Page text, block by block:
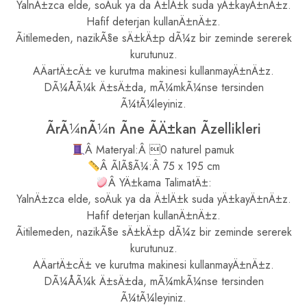
YalnÄ±zca elde, soÄuk ya da Ä±lÄ±k suda yÄ±kayÄ±nÄ±z.
Hafif deterjan kullanÄ±nÄ±z.
Ãitilemeden, nazikÃ§e sÄ±kÄ±p dÃ¼z bir zeminde sererek
kurutunuz.
AÄartÄ±cÄ± ve kurutma makinesi kullanmayÄ±nÄ±z.
DÃ¼ÅÃ¼k Ä±sÄ±da, mÃ¼mkÃ¼nse tersinden
Ã¼tÃ¼leyiniz.
ÃrÃ¼nÃ¼n Ãne ÃÄ±kan Ãzellikleri
Â Materyal:Â 0 naturel pamuk
Â ÃlÃ§Ã¼:Â 75 x 195 cm
Â YÄ±kama TalimatÄ±:
YalnÄ±zca elde, soÄuk ya da Ä±lÄ±k suda yÄ±kayÄ±nÄ±z.
Hafif deterjan kullanÄ±nÄ±z.
Ãitilemeden, nazikÃ§e sÄ±kÄ±p dÃ¼z bir zeminde sererek
kurutunuz.
AÄartÄ±cÄ± ve kurutma makinesi kullanmayÄ±nÄ±z.
DÃ¼ÅÃ¼k Ä±sÄ±da, mÃ¼mkÃ¼nse tersinden
Ã¼tÃ¼leyiniz.